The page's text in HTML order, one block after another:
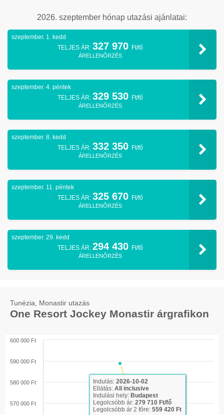
2026. szeptember hónap utazási ajánlatai:
szeptember. 1. kedd
TELJES ÁR: 327 970 Ft/fő
ÁRELLENŐRZÉS
szeptember. 4. péntek
TELJES ÁR: 329 530 Ft/fő
ÁRELLENŐRZÉS
szeptember. 8. kedd
TELJES ÁR: 332 350 Ft/fő
ÁRELLENŐRZÉS
szeptember. 11. péntek
TELJES ÁR: 325 670 Ft/fő
ÁRELLENŐRZÉS
szeptember. 29. kedd
TELJES ÁR: 294 430 Ft/fő
ÁRELLENŐRZÉS
Tunézia, Monastir utazás
One Resort Jockey Monastir árgrafikon
570 000 Ft
580 000 Ft
590 000 Ft
600 000 Ft
Indulás: 2026-10-02
Ellátás: All inclusive
Indulási hely: Budapest
Legolcsóbb ár: 279 710 Ft/fő
Legolcsóbb ár 2 főre: 559 420 Ft